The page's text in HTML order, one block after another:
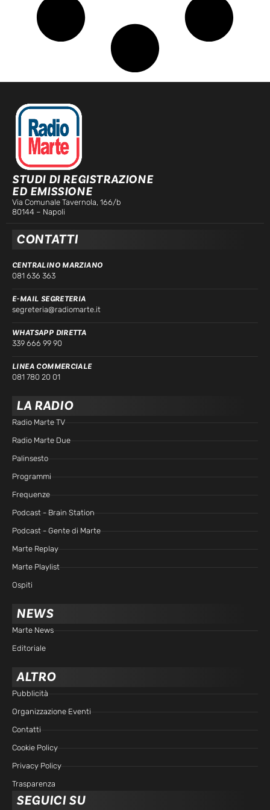
STUDI DI REGISTRAZIONE
ED EMISSIONE
Via Comunale Tavernola, 166/b
80144 – Napoli
CONTATTI
CENTRALINO MARZIANO
081 636 363
E-MAIL SEGRETERIA
segreteria@radiomarte.it
WHATSAPP DIRETTA
339 666 99 90
LINEA COMMERCIALE
081 780 20 01
LA RADIO
Radio Marte TV
Radio Marte Due
Palinsesto
Programmi
Frequenze
Podcast - Brain Station
Podcast - Gente di Marte
Marte Replay
Marte Playlist
Ospiti
NEWS
Marte News
Editoriale
ALTRO
Pubblicità
Organizzazione Eventi
Contatti
Cookie Policy
Privacy Policy
Trasparenza
SEGUICI SU